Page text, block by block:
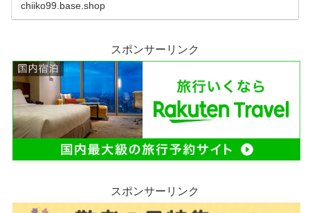
chiiko99.base.shop
スポンサーリンク
スポンサーリンク